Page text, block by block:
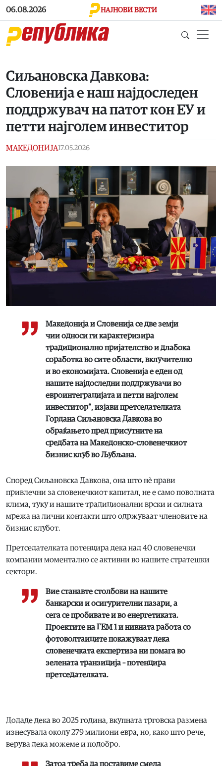
Skip to main content
06.08.2026 НАЈНОВИ ВЕСТИ
Сиљановска Давкова:
Словенија е наш најдоследен
поддржувач на патот кон ЕУ и
петти најголем инвеститор
МАКЕДОНИЈА17.05.2026
Македонија и Словенија се две земји
чии односи ги карактеризира
традиционално пријателство и длабока
соработка во сите области, вклучително
и во економијата. Словенија е еден од
нашите најдоследни поддржувачи во
евроинтеграцијата и петти најголем
инвеститор“, изјави претседателката
Гордана Сиљановска Давкова во
обраќањето пред присутните на
средбата на Македонско-словенечкиот
бизнис клуб во Љубљана.
Според Сиљановска Давкова, она што нè прави
привлечни за словенечкиот капитал, не е само поволната
клима, туку и нашите традиционални врски и силната
мрежа на лични контакти што одржуваат членовите на
бизнис клубот.
Претседателката потенцира дека над 40 словенечки
компании моментално се активни во нашите стратешки
сектори.
Вие станавте столбови на нашите
банкарски и осигурителни пазари, а
сега се пробивате и во енергетиката.
Проектите на ГЕМ 1 и нивната работа со
фотоволтаиците покажуваат дека
словенечката експертиза ни помага во
зелената транзиција – потенцира
претседателката.
Додаде дека во 2025 година, вкупната трговска размена
изнесувала околу 279 милиони евра, но, како што рече,
верува дека можеме и подобро.
Затоа треба да поставиме смела